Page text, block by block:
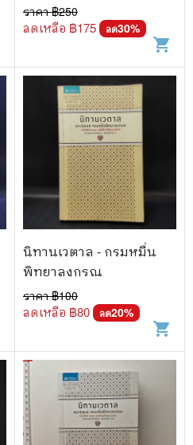
ราคา ฿250
ลดเหลือ ฿175 ลด30%
shopping_cart
นิทานเวตาล - กรมหมื่น
พิทยาลงกรณ
ราคา ฿100
ลดเหลือ ฿80 ลด20%
shopping_cart